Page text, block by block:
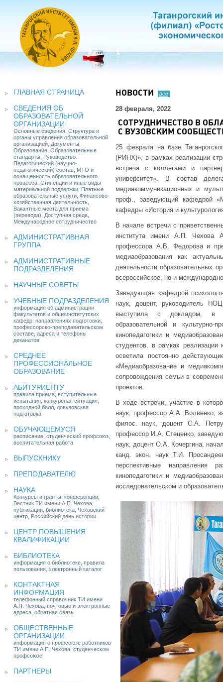
ГЛАВНАЯ СТРАНИЦА
СВЕДЕНИЯ ОБ
ОБРАЗОВАТЕЛЬНОЙ
ОРГАНИЗАЦИИ
Основные сведения, Структура и
органы управления образовательной
организацией, Документы,
Образование, Образовательные
стандарты, Руководство.
Педагогический (научно-
педагогический) состав, МТО и
оснащенность образовательного
процесса, Стипендии и иные виды
материальной поддержки, Платные
образовательные услуги, Финансово-
хозяйственная деятельность,
Вакантные места для приема
(перевода), Доступная среда,
Международное сотрудничество
АДМИНИСТРАТИВНАЯ
ГРУППА
АДМИНИСТРАТИВНЫЕ
ПОДРАЗДЕЛЕНИЯ
НАУЧНЫЕ СОВЕТЫ
УЧЕБНЫЕ ПОДРАЗДЕЛЕНИЯ
информация об администрации
факультетов и общеинститутских
кафедр, направлениях подготовки,
профессорско-преподавательском
составе, адреса и телефоны
деканатов
СРЕДНЕЕ
ПРОФЕССИОНАЛЬНОЕ
ОБРАЗОВАНИЕ
АБИТУРИЕНТУ
правила приема, вступительные
испытания, конкурсная ситуация,
проходной балл, довузовская
подготовка
ОБУЧАЮЩЕМУСЯ
расписание, студенческий профсоюз,
воспитательная работа
ВЫПУСКНИКУ
ПРЕПОДАВАТЕЛЮ
НАУКА
Конкурсы и гранты, конференции,
Вестник ТИ имени А.П. Чехова,
публикации, библиотека, Чеховский
центр, Российский день истории
ЦЕНТР ПОВЫШЕНИЯ
КВАЛИФИКАЦИИ
БИБЛИОТЕКА
информация о библиотеке, правила
пользования, электронный каталог
КОНТАКТНАЯ
ИНФОРМАЦИЯ
телефонный справочник ТИ имени
А.П. Чехова, почтовые и электронные
адреса, обратная связь
ОБЩЕСТВЕННЫЕ
ОРГАНИЗАЦИИ
информация о профсоюзе работников
ТИ имени А.П. Чехова, студенческом
профсоюзе
ПАРТНЕРЫ
НОВОСТИ все
28 февраля, 2022
СОТРУДНИЧЕСТВО В
С ВУЗОВСКИМ
25 февраля на базе
(РИНХ)», в рамках реализации
встреча с коллегами и
университет». В состав
медиакоммуникационных и
проф., заведующий кафедрой
кафедры «История и
В начале встречи с
института имени А.П. Чехова
профессора А.В. Федорова и
медиаобразования как
деятельности образовательных
всероссийское, но и
Заведующая кафедрой
наук, доцент, руководитель
выступила с докладом, в
образовательной и культурно-
кинопедагогики и
студентов, в рамках реализации
осветила постоянно
«Медиаобразование и
сопровождения семьи в
проектов.
В ходе встречи, участие в
наук, профессор А.А. Волвенко,
филос. наук, доцент С.А.
профессор И.А. Стеценко,
наук, доцент О.А. Кочергина,
канд. экон. наук Т.И.
перспективные направления
кинопедагогики и
исследовательском и